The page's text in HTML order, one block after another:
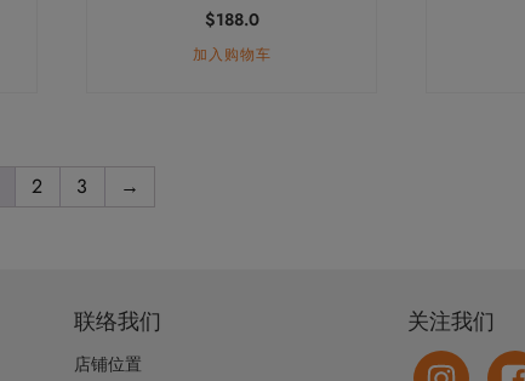
$188.0
加入购物车
2 3 →
联络我们
店铺位置
关注我们